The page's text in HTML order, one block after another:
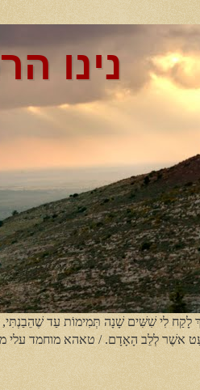
נינו
לָקַח לִי שִׁשִּׁים שָׁנָה תְּמִימוֹת עַד
אשֶׁר לְלֵב הָאָדָם. / טאהא מוחמד עלי